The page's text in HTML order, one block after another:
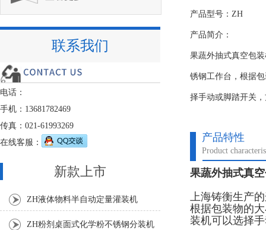
产品型号：ZH
产品简介：
果蔬外抽式真空包
锈钢工作台，根据
择手动或脚踏开关
产品特性
Product
果蔬外抽式真
上海铸衡生产
根据包装物的
装机可以选择
联系我们
电话：
手机：13681782469
传真：021-61993269
在线客服：
新款上市
ZH液体物料半自动定量灌装机
ZH粉剂桌面式化学粉不锈钢分装机